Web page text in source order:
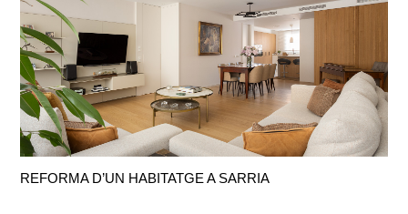
REFORMA D’UN HABITATGE A SARRIA